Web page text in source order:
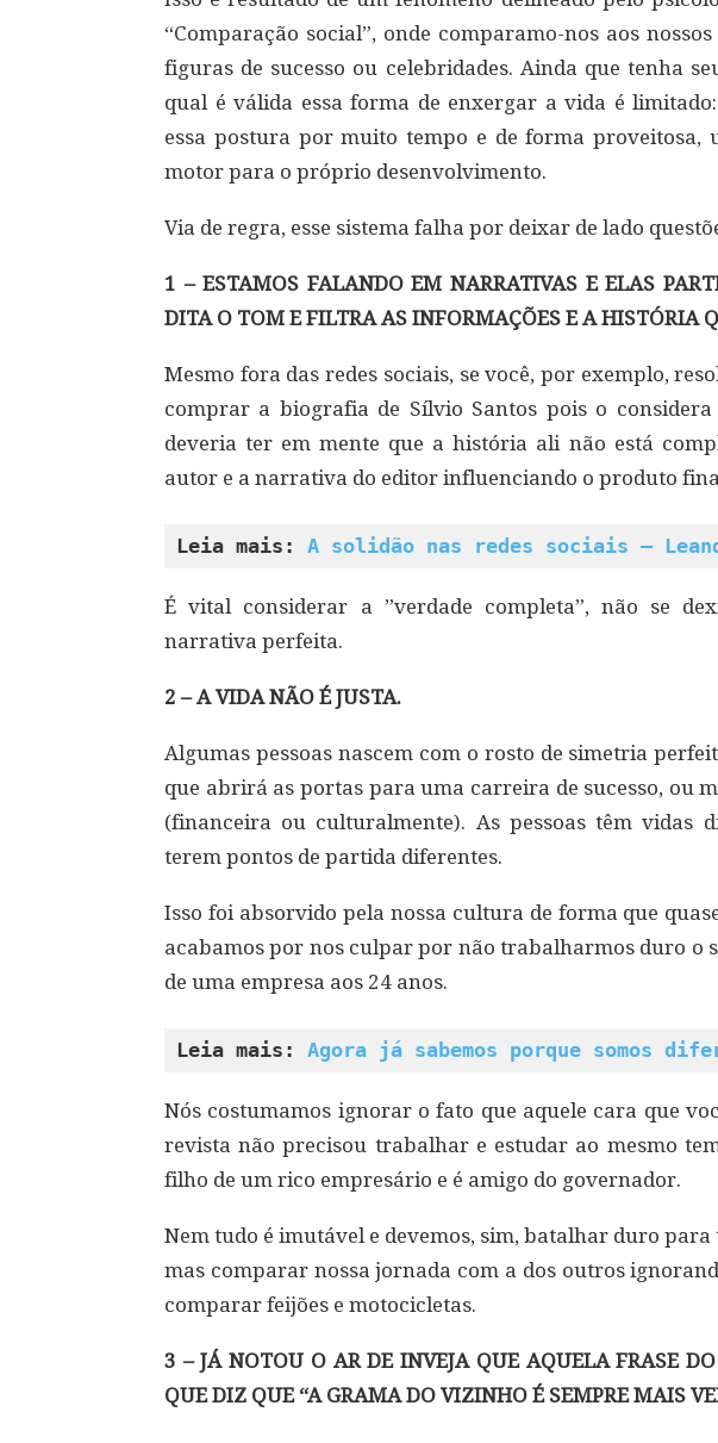
“Comparação social”, onde comparamo-nos aos
figuras de sucesso ou celebridades. Ainda que tenha
qual é válida essa forma de enxergar a vida é
essa postura por muito tempo e de forma proveitosa,
motor para o próprio desenvolvimento.
Via de regra, esse sistema falha por deixar de lado
1 – ESTAMOS FALANDO EM NARRATIVAS E ELAS
DITA O TOM E FILTRA AS INFORMAÇÕES E A HISTÓRIA
Mesmo fora das redes sociais, se você, por exemplo,
comprar a biografia de Sílvio Santos pois o
deveria ter em mente que a história ali não está
autor e a narrativa do editor influenciando o produto
Leia mais: A solidão nas redes sociais –
É vital considerar a ”verdade completa”, não se
narrativa perfeita.
2 – A VIDA NÃO É JUSTA.
Algumas pessoas nascem com o rosto de simetria
que abrirá as portas para uma carreira de sucesso, ou
(financeira ou culturalmente). As pessoas têm vidas
terem pontos de partida diferentes.
Isso foi absorvido pela nossa cultura de forma que
acabamos por nos culpar por não trabalharmos duro o
de uma empresa aos 24 anos.
Leia mais: Agora já sabemos porque somos
Nós costumamos ignorar o fato que aquele cara que
revista não precisou trabalhar e estudar ao mesmo
filho de um rico empresário e é amigo do governador.
Nem tudo é imutável e devemos, sim, batalhar duro
mas comparar nossa jornada com a dos outros
comparar feijões e motocicletas.
3 – JÁ NOTOU O AR DE INVEJA QUE AQUELA FRASE
QUE DIZ QUE “A GRAMA DO VIZINHO É SEMPRE MAIS